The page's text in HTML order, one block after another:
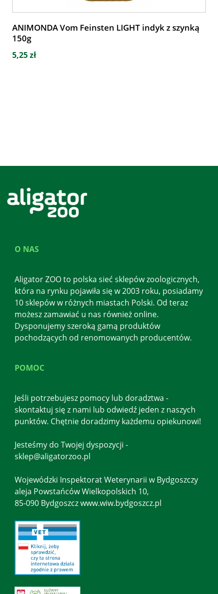
ANIMONDA Vom Feinsten LIGHT indyk z szynką
150g
5,25 zł
O NAS
Aligator ZOO to polska sieć sklepów zoologicznych,
która na rynku pojawiła się w 2003 roku, posiadamy
10 sklepów w różnych miastach Polski. Od teraz
możesz zamawiać u nas również online.
Dysponujemy szeroką gamą produktów
pochodzących od renomowanych producentów.
POMOC
Jeśli potrzebujesz pomocy lub doradztwa -
skontaktuj się z nami lub odwiedź jeden z naszych
punktów. Chętnie doradzimy każdemu opiekunowi!
Jesteśmy do Twojej dyspozycji -
sklep@aligatorzoo.pl
Wojewódzki Inspektorat Weterynarii w Bydgoszczy
aleja Powstańców Wielkopolskich 10,
85-090 Bydgoszcz www.wiw.bydgoszcz.pl